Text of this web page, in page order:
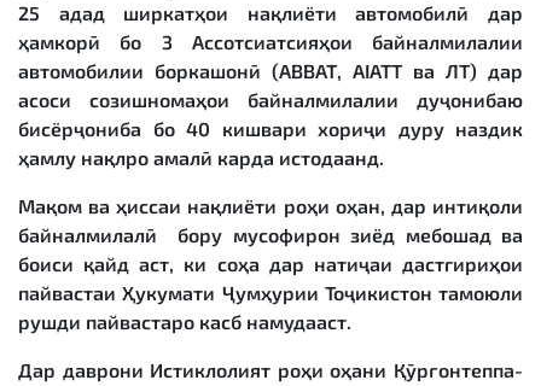
25 адад ширкатҳои нақлиёти автомобилӣ дар
ҳамкорӣ бо 3 Ассотсиатсияҳои байналмилалии
автомобилии боркашонӣ (АВВАТ, АIATT ва ЛТ) дар
асоси созишномаҳои байналмилалии дуҷонибаю
бисёрҷониба бо 40 кишвари хориҷи дуру наздик
ҳамлу нақлро амалӣ карда истодаанд.
Мақом ва ҳиссаи нақлиёти роҳи оҳан, дар интиқоли
байналмилалӣ бору мусофирон зиёд мебошад ва
боиси қайд аст, ки соҳа дар натиҷаи дастгириҳои
пайвастаи Ҳукумати Ҷумҳурии Тоҷикистон тамоюли
рушди пайвастаро касб намудааст.
Дар даврони Истиклолият роҳи оҳани Қӯрғонтеппа-